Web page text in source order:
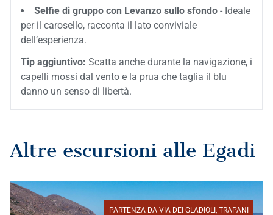
Selfie di gruppo con Levanzo sullo sfondo - Ideale
per il carosello, racconta il lato conviviale
dell’esperienza.
Tip aggiuntivo: Scatta anche durante la navigazione, i
capelli mossi dal vento e la prua che taglia il blu
danno un senso di libertà.
Altre escursioni alle Egadi
PARTENZA DA VIA DEI GLADIOLI, TRAPANI